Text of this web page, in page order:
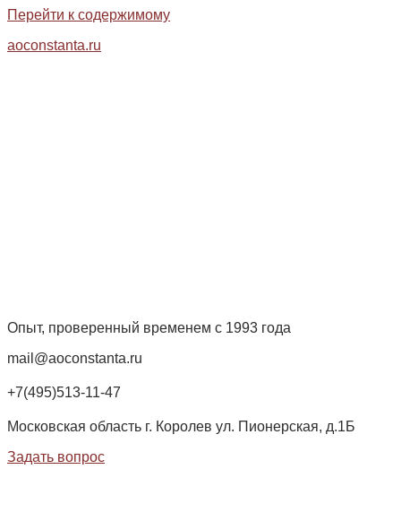
Перейти к содержимому
aoconstanta.ru
Опыт, проверенный временем с 1993 года
mail@aoconstanta.ru
+7(495)513-11-47
Московская область г. Королев ул. Пионерская, д.1Б
Задать вопрос